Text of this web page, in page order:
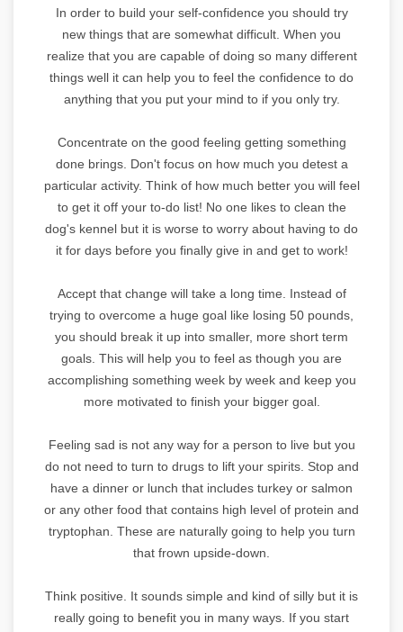
In order to build your self-confidence you should try
new things that are somewhat difficult. When you
realize that you are capable of doing so many different
things well it can help you to feel the confidence to do
anything that you put your mind to if you only try.
Concentrate on the good feeling getting something
done brings. Don't focus on how much you detest a
particular activity. Think of how much better you will feel
to get it off your to-do list! No one likes to clean the
dog's kennel but it is worse to worry about having to do
it for days before you finally give in and get to work!
Accept that change will take a long time. Instead of
trying to overcome a huge goal like losing 50 pounds,
you should break it up into smaller, more short term
goals. This will help you to feel as though you are
accomplishing something week by week and keep you
more motivated to finish your bigger goal.
Feeling sad is not any way for a person to live but you
do not need to turn to drugs to lift your spirits. Stop and
have a dinner or lunch that includes turkey or salmon
or any other food that contains high level of protein and
tryptophan. These are naturally going to help you turn
that frown upside-down.
Think positive. It sounds simple and kind of silly but it is
really going to benefit you in many ways. If you start